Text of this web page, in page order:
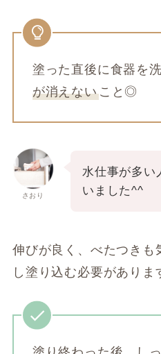
塗った直後に食器を
が消えないこと◎
さおり
水仕事が多い
いました^^
伸びが良く、べたつきも
し塗り込む必要がありま